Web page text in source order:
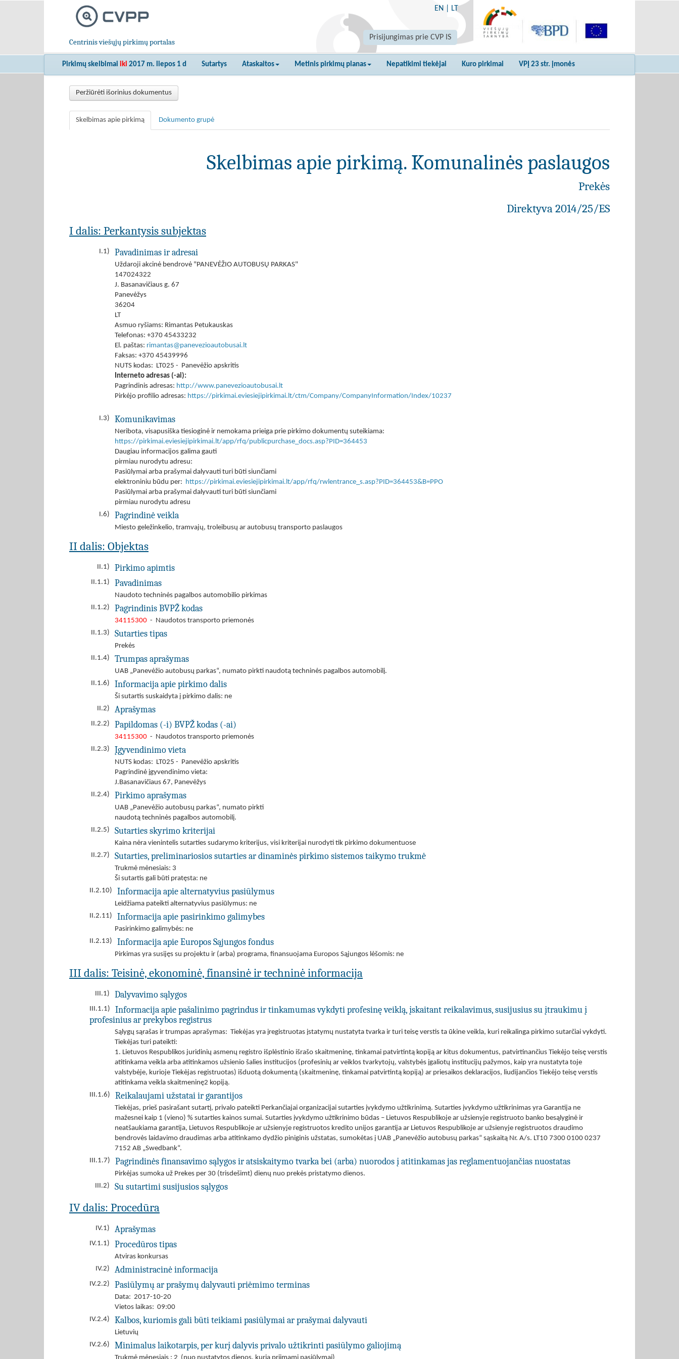
Centrinis viešųjų pirkimų portalas
EN LT
Prisijungimas prie CVP IS
Pirkimų skelbimai iki 2017 m. liepos 1 d Sutartys Ataskaitos Metinis pirkimų planas Nepatikimi tiekėjai Kuro pirkimai VPĮ 23 str. įmonės
Peržiūrėti išorinius dokumentus
Skelbimas apie pirkimą Dokumento grupė
Skelbimas apie pirkimą. Komunalinės paslaugos
Prekės
Direktyva 2014/25/ES
I dalis: Perkantysis subjektas
I.1) Pavadinimas ir adresai
Uždaroji akcinė bendrovė "PANEVĖŽIO AUTOBUSŲ PARKAS"
147024322
J. Basanavičiaus g. 67
Panevėžys
36204
LT
Asmuo ryšiams: Rimantas Petukauskas
Telefonas: +370 45433232
El. paštas: rimantas@panevezioautobusai.lt
Faksas: +370 45439996
NUTS kodas: LT025 - Panevėžio apskritis
Interneto adresas (-ai):
Pagrindinis adresas: http://www.panevezioautobusai.lt
Pirkėjo profilio adresas: https://pirkimai.eviesiejipirkimai.lt/ctm/Company/CompanyInformation/Index/10237
I.3) Komunikavimas
Neribota, visapusiška tiesioginė ir nemokama prieiga prie pirkimo dokumentų suteikiama:
https://pirkimai.eviesiejipirkimai.lt/app/rfq/publicpurchase_docs.asp?PID=364453
Daugiau informacijos galima gauti
pirmiau nurodytu adresu:
Pasiūlymai arba prašymai dalyvauti turi būti siunčiami
elektroniniu būdu per: https://pirkimai.eviesiejipirkimai.lt/app/rfq/rwlentrance_s.asp?PID=364453&B=PPO
Pasiūlymai arba prašymai dalyvauti turi būti siunčiami
pirmiau nurodytu adresu
I.6)
Pagrindinė veikla
Miesto geležinkelio, tramvajų, troleibusų ar autobusų transporto paslaugos
II dalis: Objektas
II.1) Pirkimo apimtis
II.1.1) Pavadinimas
Naudoto techninės pagalbos automobilio pirkimas
II.1.2)
Pagrindinis BVPŽ kodas
34115300 - Naudotos transporto priemonės
II.1.3)
Sutarties tipas
Prekės
II.1.4)
Trumpas aprašymas
UAB „Panevėžio autobusų parkas“, numato pirkti naudotą techninės pagalbos automobilį.
II.1.6)
Informacija apie pirkimo dalis
Ši sutartis suskaidyta į pirkimo dalis: ne
II.2)
Aprašymas
II.2.2) Papildomas (-i) BVPŽ kodas (-ai)
34115300 - Naudotos transporto priemonės
II.2.3)
Įgyvendinimo vieta
NUTS kodas: LT025 - Panevėžio apskritis
Pagrindinė įgyvendinimo vieta:
J.Basanavičiaus 67, Panevėžys
II.2.4)
Pirkimo aprašymas
UAB „Panevėžio autobusų parkas“, numato pirkti
naudotą techninės pagalbos automobilį.
II.2.5)
Sutarties skyrimo kriterijai
Kaina nėra vienintelis sutarties sudarymo kriterijus, visi kriterijai nurodyti tik pirkimo dokumentuose
II.2.7)
Sutarties, preliminariosios sutarties ar dinaminės pirkimo sistemos taikymo trukmė
Trukmė mėnesiais: 3
Ši sutartis gali būti pratęsta: ne
II.2.10)
Informacija apie alternatyvius pasiūlymus
Leidžiama pateikti alternatyvius pasiūlymus: ne
II.2.11)
Informacija apie pasirinkimo galimybes
Pasirinkimo galimybės: ne
II.2.13)
Informacija apie Europos Sąjungos fondus
Pirkimas yra susijęs su projektu ir (arba) programa, finansuojama Europos Sąjungos lėšomis: ne
III dalis: Teisinė, ekonominė, finansinė ir techninė informacija
III.1) Dalyvavimo sąlygos
III.1.1)
Informacija apie pašalinimo pagrindus ir tinkamumas vykdyti profesinę veiklą, įskaitant reikalavimus, susijusius su įtraukimu į
profesinius ar prekybos registrus
Sąlygų sąrašas ir trumpas aprašymas: Tiekėjas yra įregistruotas įstatymų nustatyta tvarka ir turi teisę verstis ta ūkine veikla, kuri reikalinga pirkimo sutarčiai vykdyti.
Tiekėjas turi pateikti:
1. Lietuvos Respublikos juridinių asmenų registro išplėstinio išrašo skaitmeninę, tinkamai patvirtintą kopiją ar kitus dokumentus, patvirtinančius Tiekėjo teisę verstis
atitinkama veikla arba atitinkamos užsienio šalies institucijos (profesinių ar veiklos tvarkytojų, valstybės įgaliotų institucijų pažymos, kaip yra nustatyta toje
valstybėje, kurioje Tiekėjas registruotas) išduotą dokumentą (skaitmeninę, tinkamai patvirtintą kopiją) ar priesaikos deklaracijos, liudijančios Tiekėjo teisę verstis
atitinkama veikla skaitmeninę2 kopiją.
III.1.6)
Reikalaujami užstatai ir garantijos
Tiekėjas, prieš pasirašant sutartį, privalo pateikti Perkančiajai organizacijai sutarties įvykdymo užtikrinimą. Sutarties įvykdymo užtikrinimas yra Garantija ne
mažesnei kaip 1 (vieno) % sutarties kainos sumai. Sutarties įvykdymo užtikrinimo būdas – Lietuvos Respublikoje ar užsienyje registruoto banko besąlyginė ir
neatšaukiama garantija, Lietuvos Respublikoje ar užsienyje registruotos kredito unijos garantija ar Lietuvos Respublikoje ar užsienyje registruotos draudimo
bendrovės laidavimo draudimas arba atitinkamo dydžio piniginis užstatas, sumokėtas į UAB „Panevėžio autobusų parkas“ sąskaitą Nr. A/s. LT10 7300 0100 0237
7152 AB „Swedbank“.
III.1.7)
Pagrindinės finansavimo sąlygos ir atsiskaitymo tvarka bei (arba) nuorodos į atitinkamas jas reglamentuojančias nuostatas
Pirkėjas sumoka už Prekes per 30 (trisdešimt) dienų nuo prekės pristatymo dienos.
III.2)
Su sutartimi susijusios sąlygos
IV dalis: Procedūra
IV.1) Aprašymas
IV.1.1) Procedūros tipas
Atviras konkursas
IV.2)
Administracinė informacija
IV.2.2) Pasiūlymų ar prašymų dalyvauti priėmimo terminas
Data: 2017-10-20
Vietos laikas: 09:00
IV.2.4)
Kalbos, kuriomis gali būti teikiami pasiūlymai ar prašymai dalyvauti
Lietuvių
IV.2.6)
Minimalus laikotarpis, per kurį dalyvis privalo užtikrinti pasiūlymo galiojimą